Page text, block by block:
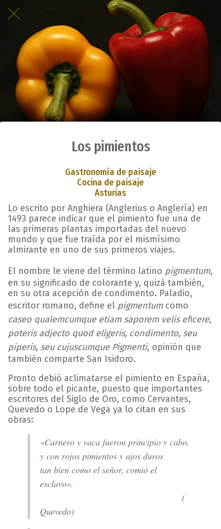
Los pimientos
Gastronomía de paisaje
Cocina de paisaje
Asturias
Lo escrito por Anghiera (Anglerius o Anglería) en
1493 parece indicar que el pimiento fue una de
las primeras plantas importadas del nuevo
mundo y que fue traída por el mismísimo
almirante en uno de sus primeros viajes.
El nombre le viene del término latino pigmentum,
en su significado de colorante y, quizá también,
en su otra acepción de condimento. Paladio,
escritor romano, define el pigmentumcomo
caseo qualemcumque etiam saporem velis eficere,
poteris adjecto quod eligeris, condimento, seu
piperis, seu cujuscumque Pigmenti, opinión que
también comparte San Isidoro.
Pronto debió aclimatarse el pimiento en España,
sobre todo el picante, puesto que importantes
escritores del Siglo de Oro, como Cervantes,
Quevedo o Lope de Vega ya lo citan en sus
obras:
«Carnero y vaca fueron principio y cabo,
y con rojos pimientos y ajos duros
tan bien como el señor, comió el
esclavo».
(
Quevedo)